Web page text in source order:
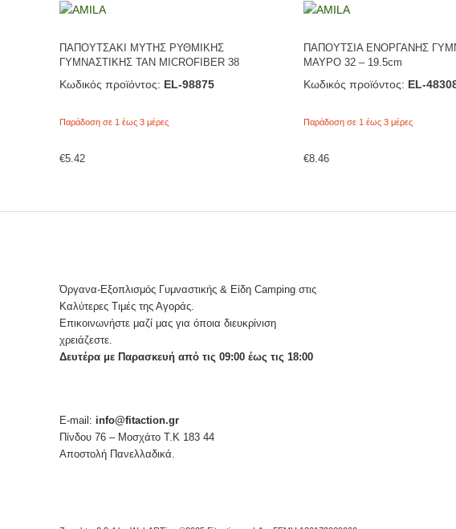
ΠΑΠΟΥΤΣΑΚΙ ΜΥΤΗΣ ΡΥΘΜΙΚΗΣ
ΓΥΜΝΑΣΤΙΚΗΣ TAN MICROFIBER 38
Κωδικός προϊόντος: EL-98875
Παράδοση σε 1 έως 3 μέρες
€5.42
ΠΑΠΟΥΤΣΙΑ ΕΝΟΡΓΑΝΗΣ
ΜΑΥΡΟ 32 – 19.5cm
Κωδικός προϊόντος: EL-
Παράδοση σε 1 έως 3 μέρες
€8.46
Όργανα-Εξοπλισμός Γυμναστικής & Είδη Camping στις
Καλύτερες Τιμές της Αγοράς.
Επικοινωνήστε μαζί μας για όποια διευκρίνιση
χρειάζεστε.
Δευτέρα με Παρασκευή από τις 09:00 έως τις 18:00
E-mail: info@fitaction.gr
Πίνδου 76 – Μοσχάτο Τ.Κ 183 44
Αποστολή Πανελλαδικά.